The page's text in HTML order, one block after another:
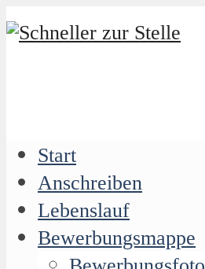
Start
Anschreiben
Lebenslauf
Bewerbungsmappe